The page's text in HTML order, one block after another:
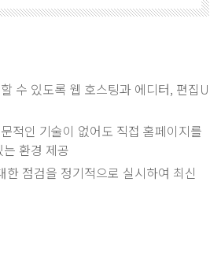
수 있도록 웹 호스팅과 에디터, 편집U
적인 기술이 없어도 직접 홈페이지를
환경 제공
한 점검을 정기적으로 실시하여 최신